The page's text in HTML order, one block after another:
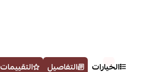
الخيارات التفاصيل التقييمات